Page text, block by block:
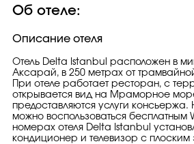
Об отеле:
Описание отеля
Отель Delta Istanbul расположен в
Аксарай, в 250 метрах от
При отеле работает ресторан, с
открывается вид на Мраморное
предоставляются услуги
можно воспользоваться бесплатным
номерах отеля Delta Istanbul
кондиционер и телевизор с